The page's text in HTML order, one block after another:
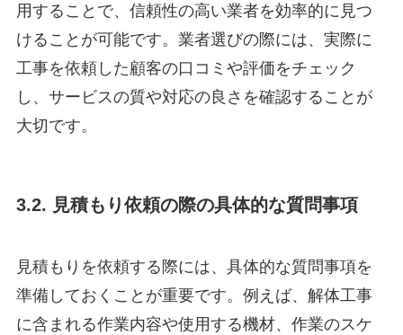
用することで、信頼性の高い業者を効率的に見つ
けることが可能です。業者選びの際には、実際に
工事を依頼した顧客の口コミや評価をチェック
し、サービスの質や対応の良さを確認することが
大切です。
3.2. 見積もり依頼の際の具体的な質問事項
見積もりを依頼する際には、具体的な質問事項を
準備しておくことが重要です。例えば、解体工事
に含まれる作業内容や使用する機材、作業のスケ